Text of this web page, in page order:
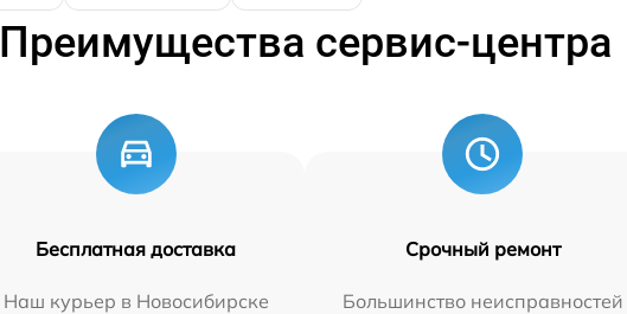
Преимущества сервис-центра
Бесплатная доставка
Наш курьер в Новосибирске
Срочный ремонт
Большинство неисправностей